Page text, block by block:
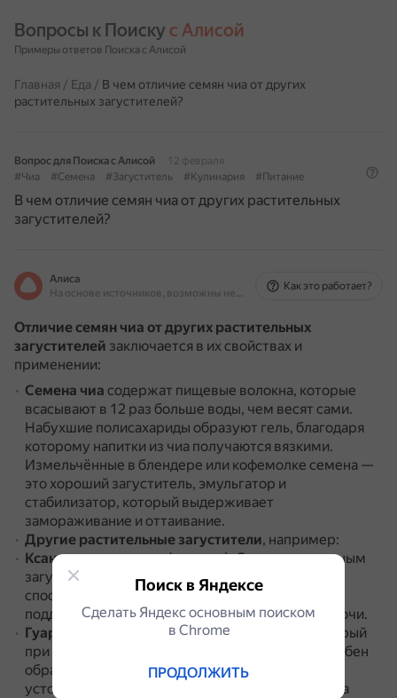
Вопросы к Поиску с Алисой
Примеры ответов Поиска с Алисой
Главная / Еда / В чем отличие семян чиа от других
растительных загустителей?
Вопрос для Поиска с Алисой
12 февраля
#Чиа
#Семена #Загуститель #Кулинария #Питание
В чем отличие семян чиа от других растительных
загустителей?
Алиса
На основе источников, возможны неточности
Как это работает?
Отличие семян чиа от других растительных
загустителей заключается в их свойствах и
применении:
Семена чиа содержат пищевые волокна, которые
всасывают в 12 раз больше воды, чем весят сами.
Набухшие полисахариды образуют гель, благодаря
которому напитки из чиа получаются вязкими.
Измельчённые в блендере или кофемолке семена —
это хороший загуститель, эмульгатор и
стабилизатор, который выдерживает
замораживание и оттаивание.
Другие растительные загустители, например:
Ксантановая камедь(ксантан).Считается сильным
загустителем, который отлично проявляет свои
способности в холодной и горячей среде.
поддаётся влиянию ферментов, кислот или щёлочи.
Гуаровая камедь
Растительный полимер, который
при растворении в воде и иных жидкостях способен
образовывать гелеобразные консистенции,
устойчивые к замораживанию.
С помощью гуара
Поиск в Яндексе
Сделать Яндекс основным поиском
в Сhrome
ПРОДОЛЖИТЬ